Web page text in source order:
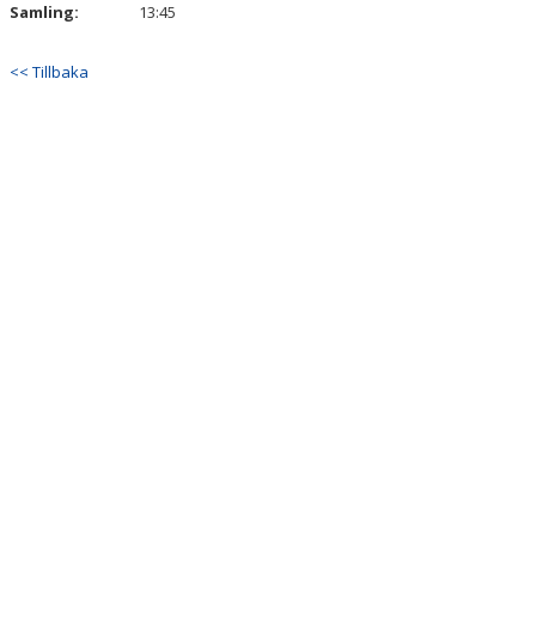
Samling:
13:45
<< Tillbaka